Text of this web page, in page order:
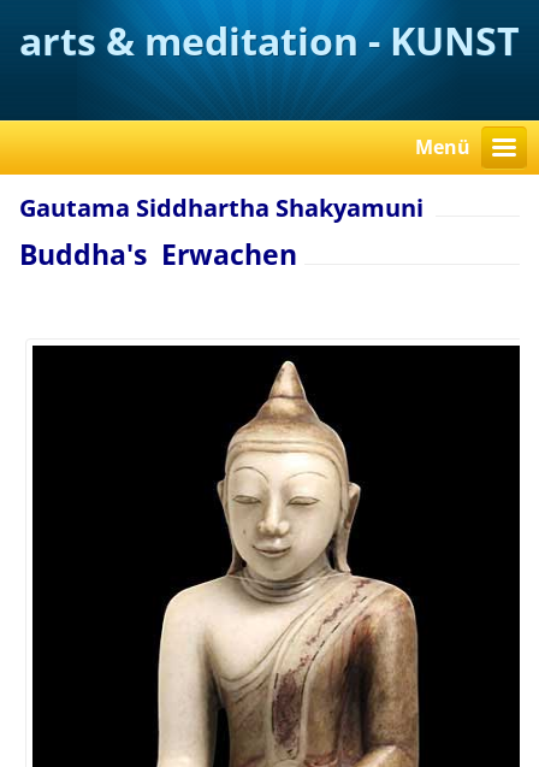
arts & meditation - KUNST
verstehen
Menü
Gautama Siddhartha Shakyamuni
Buddha's Erwachen